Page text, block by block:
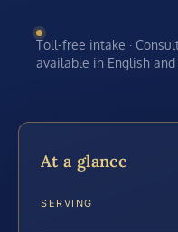
Toll-free intake ·
available in English and
At a glance
SERVING